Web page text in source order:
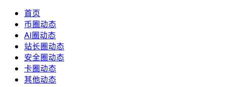
首页
币圈动态
AI圈动态
站长圈动态
安全圈动态
卡圈动态
其他动态